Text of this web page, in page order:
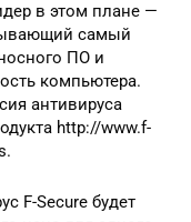
в этом плане —
самый
ПО и
компьютера.
антивируса
http://www.f-
F-Secure будет